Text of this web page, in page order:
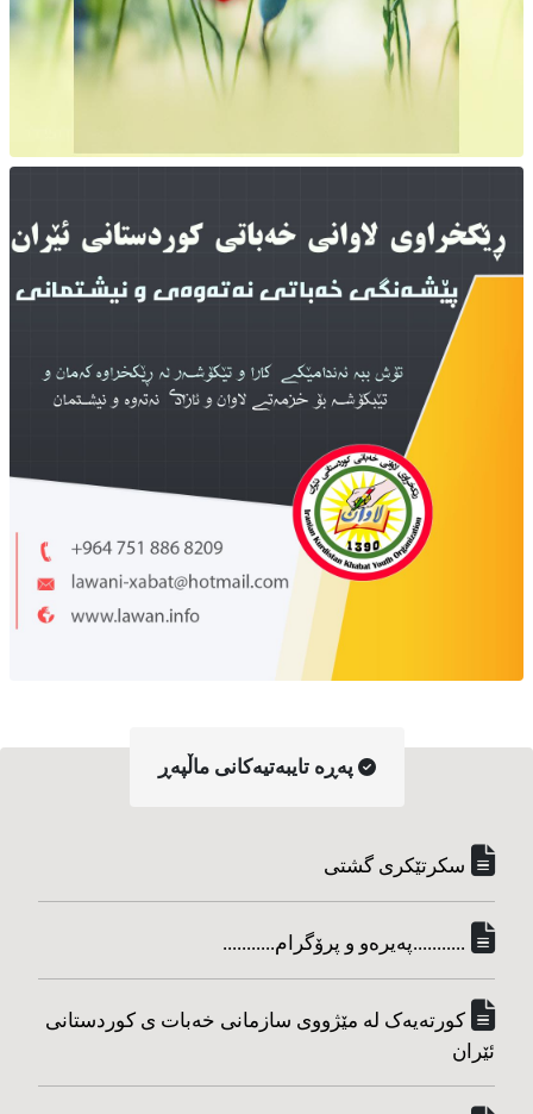
په‌ڕه‌ تایبه‌تیه‌کانی ماڵپه‌ڕ
سکرتێکری گشتی
...........په‌یره‌و و پرۆگرام...........
کورته‌یه‌ک له مێژووی سازمانی خه‌بات ی کوردستانی
ئێران